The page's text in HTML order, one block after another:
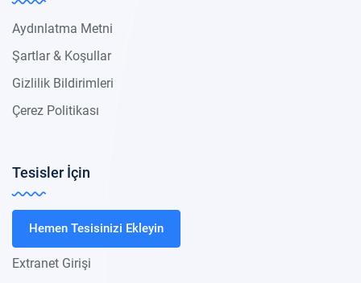
Aydınlatma Metni
Şartlar & Koşullar
Gizlilik Bildirimleri
Çerez Politikası
Tesisler İçin
Hemen Tesisinizi Ekleyin
Extranet Girişi